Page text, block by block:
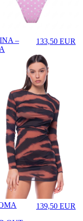
–
133,50 EUR
Prezzo in
navigabile
corrente
139,50 EUR
Prezzo in